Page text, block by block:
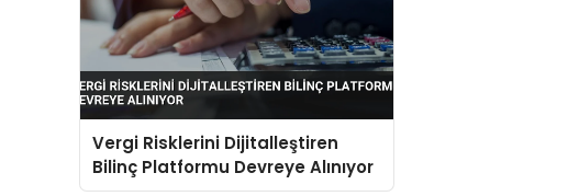
Vergi Risklerini Dijitalleştiren
Bilinç Platformu Devreye Alınıyor